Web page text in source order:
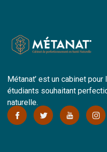
Métanat’ est un cabinet
étudiants souhaitant
naturelle.